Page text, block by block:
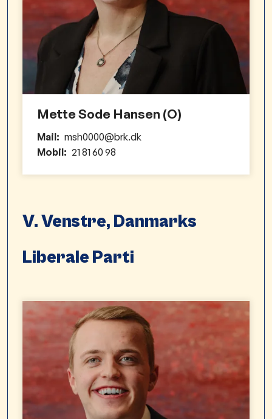
Mette Sode Hansen (O)
Mail: msh0000@brk.dk
Mobil: 21 81 60 98
V. Venstre, Danmarks
Liberale Parti